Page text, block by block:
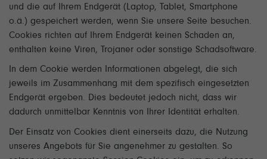
und die auf Ihrem Endgerät (Laptop, Tablet, Smartphone
o.ä.) gespeichert werden, wenn Sie unsere Seite besuchen.
Cookies richten auf Ihrem Endgerät keinen Schaden an,
enthalten keine Viren, Trojaner oder sonstige Schadsoftware.
In dem Cookie werden Informationen abgelegt, die sich
jeweils im Zusammenhang mit dem spezifisch eingesetzten
Endgerät ergeben. Dies bedeutet jedoch nicht, dass wir
dadurch unmittelbar Kenntnis von Ihrer Identität erhalten.
Der Einsatz von Cookies dient einerseits dazu, die Nutzung
unseres Angebots für Sie angenehmer zu gestalten. So